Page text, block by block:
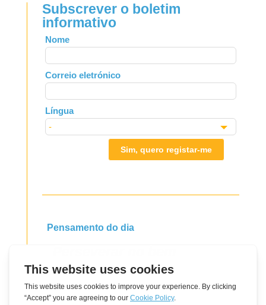
Subscrever o boletim
informativo
Leave
this
field
blank
Nome
Correio eletrónico
Língua
Sim, quero registar-me
Pensamento do dia